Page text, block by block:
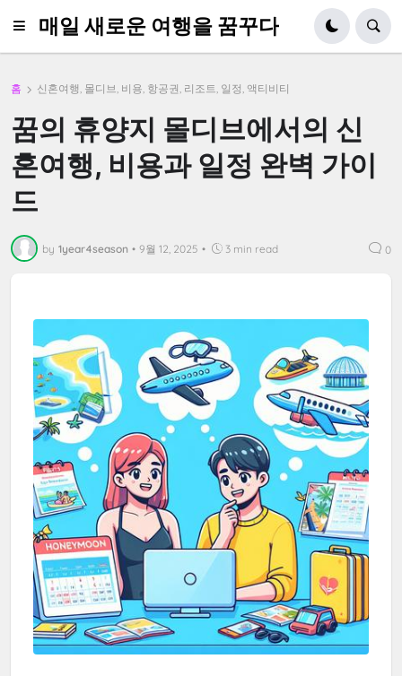
매일 새로운 여행을 꿈꾸다
홈 신혼여행, 몰디브, 비용, 항공권, 리조트, 일정, 액티비티
꿈의 휴양지 몰디브에서의 신
혼여행, 비용과 일정 완벽 가이
드
by 1year4season • 9월 12, 2025 • 3 min read 0